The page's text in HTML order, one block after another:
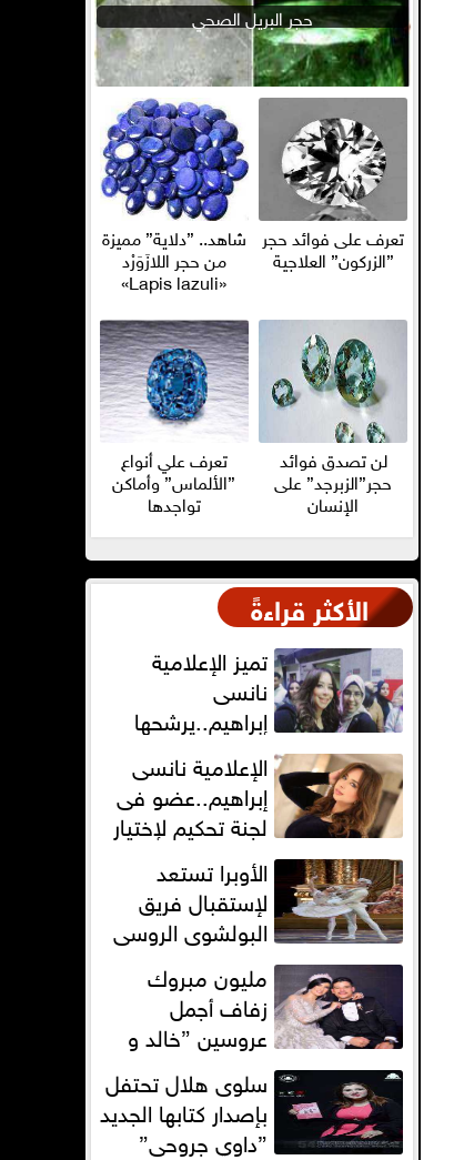
حجر البريل الصحي
تعرف على فوائد حجر
”الزركون” العلاجية
شاهد.. ”دلاية” مميزة
من حجر اللازَوَرْد
«Lapis lazuli»
لن تصدق فوائد
حجر”الزبرجد” على
الإنسان
تعرف علي أنواع
”الألماس” وأماكن
تواجدها
الأكثر قراءةً
تميز الإعلامية
نانسى
إبراهيم..يرشحها
الإعلام فى ماسبيروالإعلامية نانسى
إبراهيم..عضو فى
لجنة تحكيم لإختيار
أفضل مذيع
ومذيعة بالمنصورةالأوبرا تستعد
لإستقبال فريق
البولشوى الروسى
مليون مبروك
زفاف أجمل
عروسين ”خالد و
سلوى هلال تحتفل
بإصدار كتابها الجديد
”داوي جروحي”